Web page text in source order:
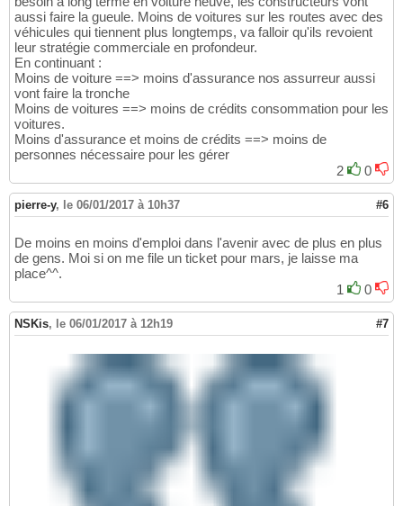
aussi faire la gueule. Moins de voitures sur les routes avec des
véhicules qui tiennent plus longtemps, va falloir qu'ils revoient
leur stratégie commerciale en profondeur.
En continuant :
Moins de voiture ==> moins d'assurance nos assurreur aussi
vont faire la tronche
Moins de voitures ==> moins de crédits consommation pour les
voitures.
Moins d'assurance et moins de crédits ==> moins de
personnes nécessaire pour les gérer
2
0
pierre-y, le 06/01/2017 à 10h37 #6
De moins en moins d'emploi dans l'avenir avec de plus en plus
de gens. Moi si on me file un ticket pour mars, je laisse ma
place^^.
1
0
NSKis, le 06/01/2017 à 12h19 #7